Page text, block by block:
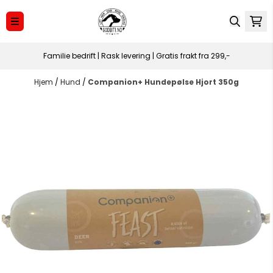
Hopp til innhold
Familie bedrift | Rask levering | Gratis frakt fra 299,-
Hjem / Hund / Companion+ Hundepølse Hjort 350g